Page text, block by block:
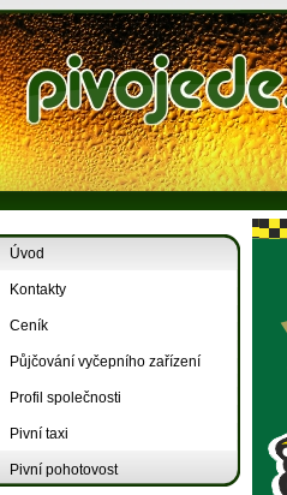
Úvod
Kontakty
Ceník
Půjčování vyčepního zařízení
Profil společnosti
Pivní taxi
Pivní pohotovost